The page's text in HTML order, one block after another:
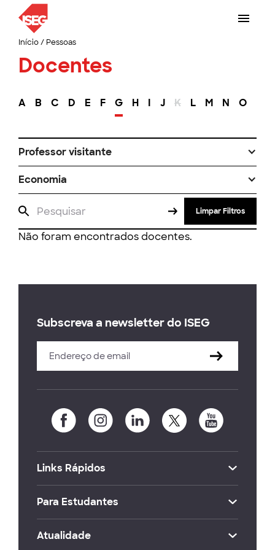
Início/ Pessoas
Docentes
A B C D E F G H I J K L M N O
Professor visitante
Economia
Limpar Filtros
Não foram encontrados docentes.
Subscreva a newsletter do ISEG
Links Rápidos
Para Estudantes
Atualidade